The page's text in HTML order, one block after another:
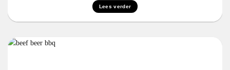
Lees verder